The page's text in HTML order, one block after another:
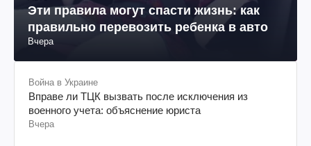
Эти правила могут спасти жизнь: как
правильно перевозить ребенка в авто
Вчера
Война в Украине
Вправе ли ТЦК вызвать после исключения из
военного учета: объяснение юриста
Вчера